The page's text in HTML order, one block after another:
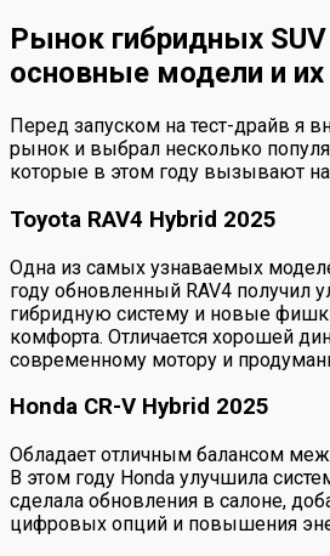
Рынок гибридных
основные модели и их
Перед запуском на тест-драйв я
рынок и выбрал несколько
которые в этом году вызывают
Toyota RAV4 Hybrid 2025
Одна из самых узнаваемых
году обновленный RAV4 получил
гибридную систему и новые
комфорта. Отличается хорошей
современному мотору и
Honda CR-V Hybrid 2025
Обладает отличным балансом
В этом году Honda улучшила
сделала обновления в салоне,
цифровых опций и повышения